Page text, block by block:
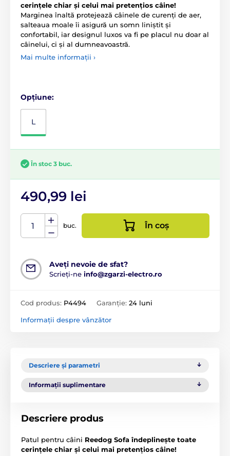
cerințele chiar și celui mai pretențios câine!
Marginea înaltă protejează câinele de curenți de aer,
salteaua moale îi asigură un somn liniștit și
confortabil, iar designul luxos va fi pe placul nu doar al
câinelui, ci și al dumneavoastră.
Mai multe informații ›
Opțiune:
L
În stoc 3 buc.
490,99 lei
buc. În coș
Aveți nevoie de sfat?
Scrieți-ne info@zgarzi-electro.ro
Cod produs: P4494 Garanție: 24 luni
Informații despre vânzător
Descriere și parametri
Informații suplimentare
Descriere produs
Patul pentru câini Reedog Sofa îndeplinește toate
cerințele chiar și celui mai pretențios câine!